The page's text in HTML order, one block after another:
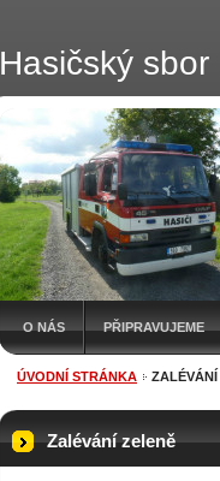
Hasičský sbor
O NÁS PŘIPRAVUJEME
ÚVODNÍ STRÁNKA ZALÉVÁNÍ
Zalévání zeleně